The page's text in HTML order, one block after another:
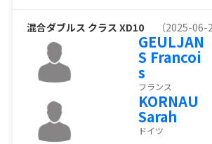
混合ダブルス クラス XD10 （2025-06-
GEULJAN
S Francoi
s
フランス
KORNAU
Sarah
ドイツ